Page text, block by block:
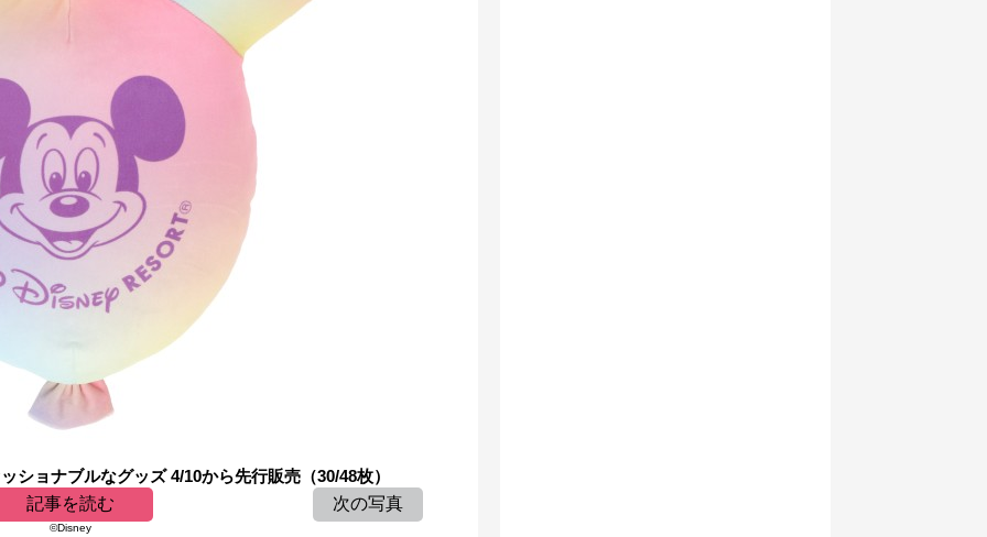
ショナブルなグッズ 4/10から先行販売（30/48枚）
記事を読む
次の写真
©Disney